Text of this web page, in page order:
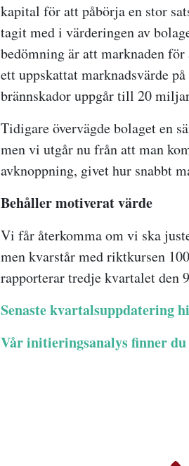
kapital för att påbörja en stor
tagit med i värderingen av
bedömning är att marknaden för
ett uppskattat marknadsvärde
brännskador uppgår till 20
Tidigare övervägde bolaget en
men vi utgår nu från att man
avknoppning, givet hur snabbt
Behåller motiverat värde
Vi får återkomma om vi ska
men kvarstår med riktkursen
rapporterar tredje kvartalet den
Senaste kvartalsuppdatering
Vår initieringsanalys finner du